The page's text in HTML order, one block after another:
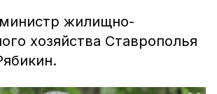
жилищно-
хозяйства Ставрополья